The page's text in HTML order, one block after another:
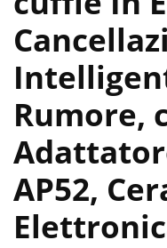
Rumore,
AP52,